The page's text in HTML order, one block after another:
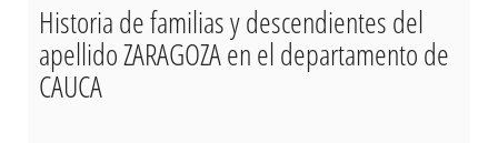
Historia de familias y descendientes del
apellido ZARAGOZA en el departamento de
CAUCA